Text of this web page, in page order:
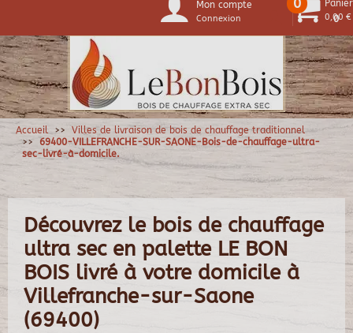
0
Mon compte
Connexion
0 Panier
0,00 €
Accueil
Villes de livraison de bois de chauffage traditionnel
69400-VILLEFRANCHE-SUR-SAONE-Bois-de-chauffage-ultra-
sec-livré-à-domicile.
Découvrez le bois de chauffage
ultra sec en palette LE BON
BOIS livré à votre domicile à
Villefranche-sur-Saone
(69400)